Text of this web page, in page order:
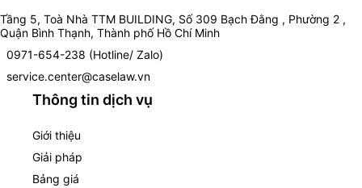
Tầng 5, Toà Nhà TTM BUILDING, Số 309 Bạch Đằng , Phường 2 ,
Quận Bình Thạnh, Thành phố Hồ Chí Minh
0971-654-238 (Hotline/ Zalo)
service.center@caselaw.vn
Thông tin dịch vụ
Giới thiệu
Giải pháp
Bảng giá